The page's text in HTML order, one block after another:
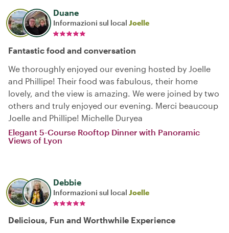
Duane
Informazioni sul local Joelle
Fantastic food and conversation
We thoroughly enjoyed our evening hosted by Joelle
and Phillipe! Their food was fabulous, their home
lovely, and the view is amazing. We were joined by two
others and truly enjoyed our evening. Merci beaucoup
Joelle and Phillipe! Michelle Duryea
Elegant 5-Course Rooftop Dinner with Panoramic
Views of Lyon
Debbie
Informazioni sul local Joelle
Delicious, Fun and Worthwhile Experience